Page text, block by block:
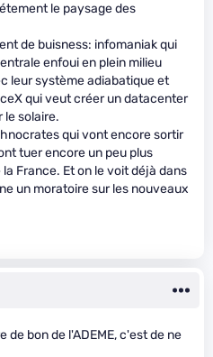
le paysage des
de buisness: infomaniak qui
enfoui en plein milieu
leur système adiabatique et
qui veut créer un datacenter
le solaire.
qui vont encore sortir
tuer encore un peu plus
France. Et on le voit déjà dans
un moratoire sur les nouveaux
bon de l'ADEME, c'est de ne